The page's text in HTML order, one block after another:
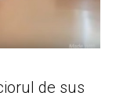
de sus